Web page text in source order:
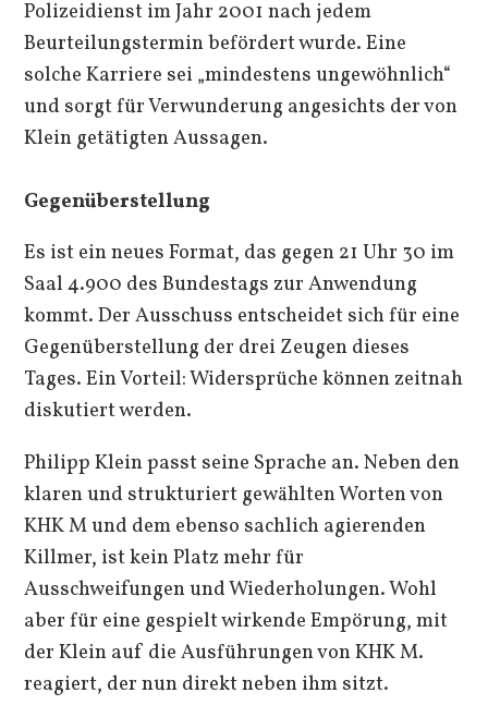
Polizeidienst im Jahr 2001 nach jedem
Beurteilungstermin befördert wurde. Eine
solche Karriere sei „mindestens ungewöhnlich“
und sorgt für Verwunderung angesichts der von
Klein getätigten Aussagen.
Gegenüberstellung
Es ist ein neues Format, das gegen 21 Uhr 30 im
Saal 4.900 des Bundestags zur Anwendung
kommt. Der Ausschuss entscheidet sich für eine
Gegenüberstellung der drei Zeugen dieses
Tages. Ein Vorteil: Widersprüche können zeitnah
diskutiert werden.
Philipp Klein passt seine Sprache an. Neben den
klaren und strukturiert gewählten Worten von
KHK M und dem ebenso sachlich agierenden
Killmer, ist kein Platz mehr für
Ausschweifungen und Wiederholungen. Wohl
aber für eine gespielt wirkende Empörung, mit
der Klein auf die Ausführungen von KHK M.
reagiert, der nun direkt neben ihm sitzt.